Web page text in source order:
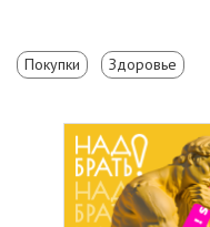
Покупки Здоровье